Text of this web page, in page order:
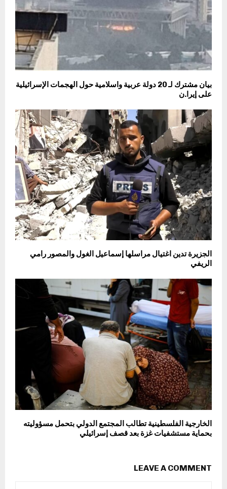
بيان مشترك لـ 20 دولة عربية واسلامية حول الهجمات الإسرائيلية
على إيرا.ن
الجزيرة تدين اغتيال مراسلها إسماعيل الغول والمصور رامي
الريفي
الخارجية الفلسطينية تطالب المجتمع الدولي بتحمل مسؤوليته
بحماية مستشفيات غزة بعد قصف إسرائيلي
LEAVE A COMMENT